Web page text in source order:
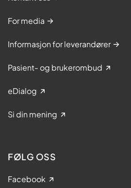
For media
Informasjon for leverandører
Pasient- og brukerombud
eDialog
Si din mening
FØLG OSS
Facebook